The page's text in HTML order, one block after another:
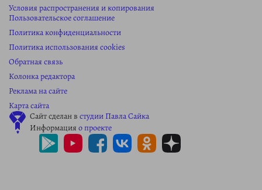
Условия распространения и копирования
Пользовательское соглашение
Политика конфиденциальности
Политика использования cookies
Обратная связь
Колонка редактора
Реклама на сайте
Карта сайта
Сайт сделан в студии Павла Сайка
Информация о проекте